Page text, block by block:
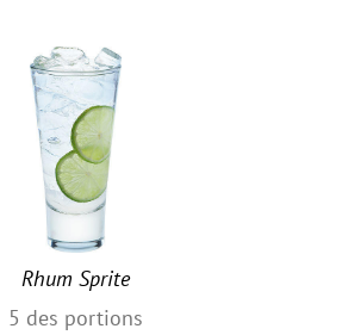
Rhum Sprite
5 des portions